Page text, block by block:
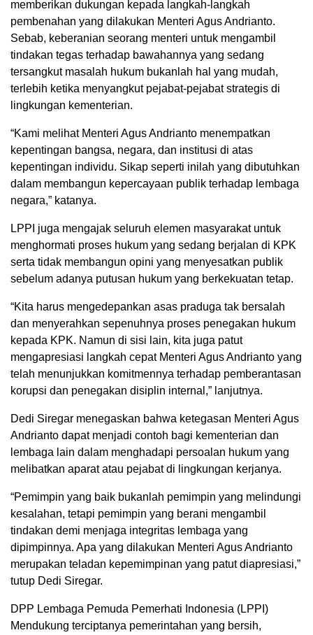
memberikan dukungan kepada langkah-langkah
pembenahan yang dilakukan Menteri Agus Andrianto.
Sebab, keberanian seorang menteri untuk mengambil
tindakan tegas terhadap bawahannya yang sedang
tersangkut masalah hukum bukanlah hal yang mudah,
terlebih ketika menyangkut pejabat-pejabat strategis di
lingkungan kementerian.
“Kami melihat Menteri Agus Andrianto menempatkan
kepentingan bangsa, negara, dan institusi di atas
kepentingan individu. Sikap seperti inilah yang dibutuhkan
dalam membangun kepercayaan publik terhadap lembaga
negara,” katanya.
LPPI juga mengajak seluruh elemen masyarakat untuk
menghormati proses hukum yang sedang berjalan di KPK
serta tidak membangun opini yang menyesatkan publik
sebelum adanya putusan hukum yang berkekuatan tetap.
“Kita harus mengedepankan asas praduga tak bersalah
dan menyerahkan sepenuhnya proses penegakan hukum
kepada KPK. Namun di sisi lain, kita juga patut
mengapresiasi langkah cepat Menteri Agus Andrianto yang
telah menunjukkan komitmennya terhadap pemberantasan
korupsi dan penegakan disiplin internal,” lanjutnya.
Dedi Siregar menegaskan bahwa ketegasan Menteri Agus
Andrianto dapat menjadi contoh bagi kementerian dan
lembaga lain dalam menghadapi persoalan hukum yang
melibatkan aparat atau pejabat di lingkungan kerjanya.
“Pemimpin yang baik bukanlah pemimpin yang melindungi
kesalahan, tetapi pemimpin yang berani mengambil
tindakan demi menjaga integritas lembaga yang
dipimpinnya. Apa yang dilakukan Menteri Agus Andrianto
merupakan teladan kepemimpinan yang patut diapresiasi,”
tutup Dedi Siregar.
DPP Lembaga Pemuda Pemerhati Indonesia (LPPI)
Mendukung terciptanya pemerintahan yang bersih,